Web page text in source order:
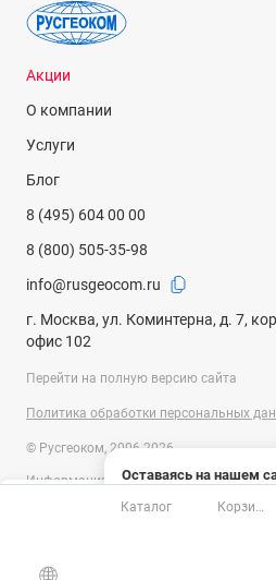
Оставаясь на нашем
на использование
системами веб-
Акции
О компании
Услуги
Блог
8 (495) 604 00 00
8 (800) 505-35-98
info@rusgeocom.ru
г. Москва, ул. Коминтерна, д. 7,
офис 102
Перейти на полную версию сайта
Политика обработки персональных
© Русгеоком, 2006-2026
Информация на сайте носит
публичной офертой, определяемой
Гражданского кодекса Российской
изменены производителем без
Каталог
Корзина